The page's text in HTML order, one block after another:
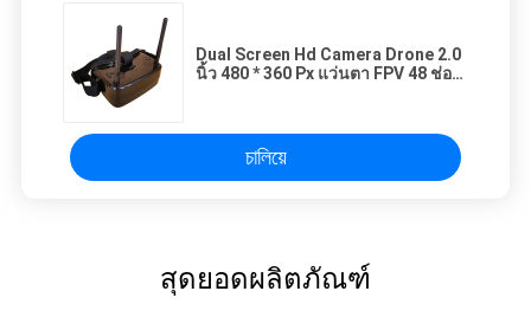
Dual Screen Hd Camera Drone 2.0
นิ้ว 480 * 360 Px แว่นตา FPV 48 ช่อง
চালিয়ে
สุดยอดผลิตภัณฑ์